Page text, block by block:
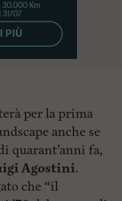
per la prima
anche se
quarant’anni fa,
Agostini.
che “il